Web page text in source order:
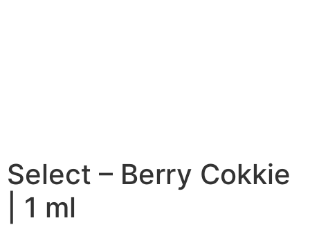
Select – Berry Cokkie
| 1 ml